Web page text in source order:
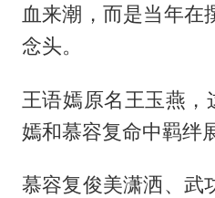
血来潮，而是当年在
念头。
王语嫣原名王玉燕，
嫣和慕容复命中羁绊
慕容复俊美潇洒、武